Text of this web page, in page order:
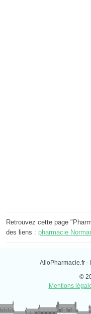
Retrouvez cette page
des liens : pharmacie
AlloPharmacie.fr -
©
Mentions